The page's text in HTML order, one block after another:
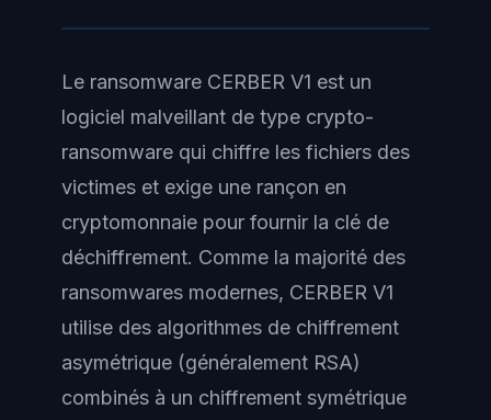
Le ransomware CERBER V1 est un
logiciel malveillant de type crypto-
ransomware qui chiffre les fichiers des
victimes et exige une rançon en
cryptomonnaie pour fournir la clé de
déchiffrement. Comme la majorité des
ransomwares modernes, CERBER V1
utilise des algorithmes de chiffrement
asymétrique (généralement RSA)
combinés à un chiffrement symétrique